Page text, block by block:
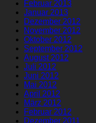
Februar 2013
Januar 2013
Dezember 2012
November 2012
Oktober 2012
September 2012
August 2012
Juli 2012
Juni 2012
Mai 2012
April 2012
März 2012
Februar 2012
Dezember 2011